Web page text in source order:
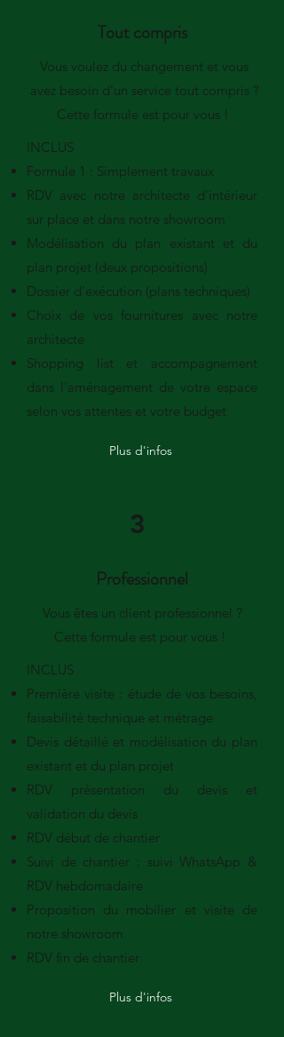
Tout compris
Vous voulez du changement et vous
avez besoin d'un service tout compris ?
Cette formule est pour vous !
INCLUS
Formule 1 : Simplement travaux
RDV avec notre architecte d'intérieur
sur place et dans notre showroom
Modélisation du plan existant et du
plan projet (deux propositions)
Dossier d'exécution (plans techniques)
Choix de vos fournitures avec notre
architecte
Shopping list et accompagnement
dans l'aménagement de votre espace
selon vos attentes et votre budget
Plus d'infos
3
Professionnel
Vous êtes un client professionnel ?
Cette formule est pour vous !
INCLUS
Première visite : étude de vos besoins,
faisabilité technique et métrage
Devis détaillé et modélisation du plan
existant et du plan projet
RDV présentation du devis et
validation du devis
RDV début de chantier
Suivi de chantier : suivi WhatsApp &
RDV hebdomadaire
Proposition du mobilier et visite de
notre showroom
RDV fin de chantier
Plus d'infos